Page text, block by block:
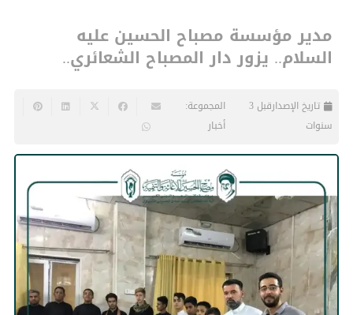
مدير مؤسسة مصباح الحسين عليه
السلام.. يزور دار المصباح الشعائري..
تاريخ الإصدار
قبل 3
سنوات
المجموعة:
أخبار